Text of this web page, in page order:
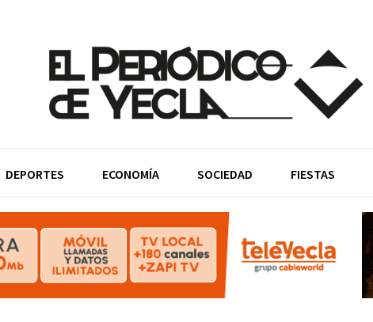
DEPORTES ECONOMÍA SOCIEDAD FIESTAS